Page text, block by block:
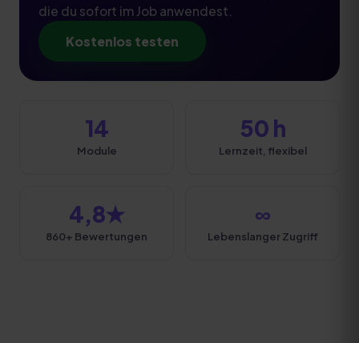
die du sofort im Job anwendest.
Kostenlos testen
14
Module
50 h
Lernzeit, flexibel
4,8★
860+ Bewertungen
∞
Lebenslanger Zugriff